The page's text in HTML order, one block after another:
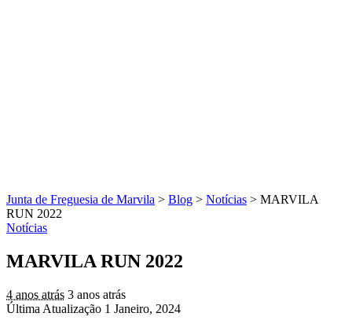
Junta de Freguesia de Marvila > Blog > Notícias > MARVILA
RUN 2022
Notícias
MARVILA RUN 2022
4 anos atrás 3 anos atrás
Última Atualização 1 Janeiro, 2024